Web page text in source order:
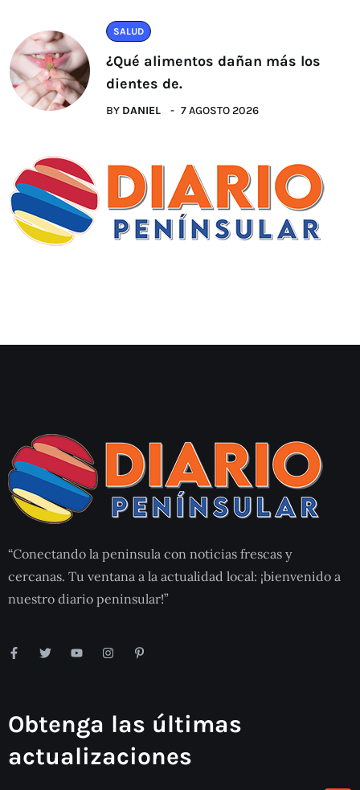
SALUD
¿Qué alimentos dañan más los
dientes de.
BY DANIEL 7 AGOSTO 2026
“Conectando la peninsula con noticias frescas y
cercanas. Tu ventana a la actualidad local: ¡bienvenido a
nuestro diario peninsular!”
Obtenga las últimas
actualizaciones